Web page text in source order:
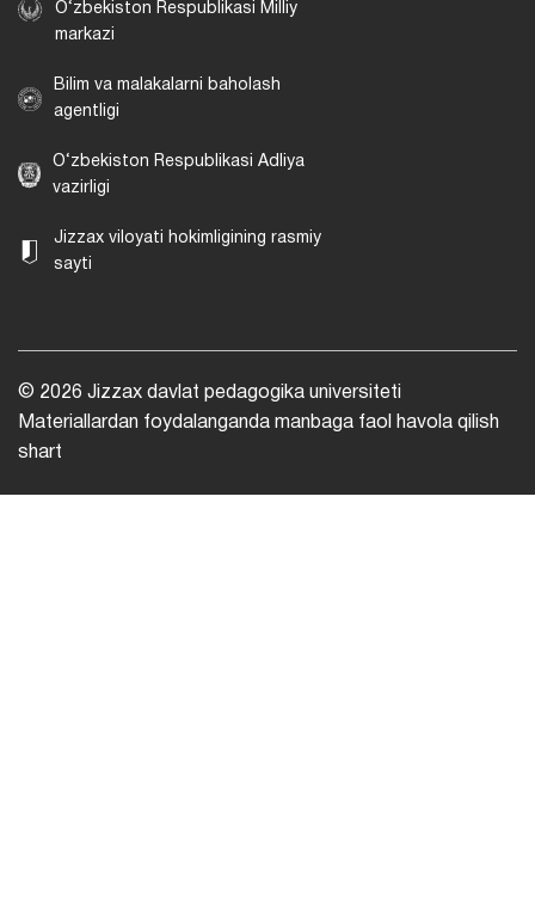
O‘zbekiston Respublikasi Milliy
markazi
Bilim va malakalarni baholash
agentligi
O‘zbekiston Respublikasi Adliya
vazirligi
Jizzax viloyati hokimligining rasmiy
sayti
© 2026 Jizzax davlat pedagogika universiteti
Materiallardan foydalanganda manbaga faol havola qilish
shart